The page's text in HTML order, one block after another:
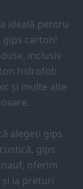
ideală pentru
carton!
inclusiv
hidrofob
și multe alte
alegeți gips
gips
oferim
și la prețuri